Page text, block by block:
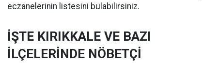
eczanelerinin listesini bulabilirsiniz.
İŞTE KIRIKKALE VE BAZI
İLÇELERİNDE NÖBETÇİ